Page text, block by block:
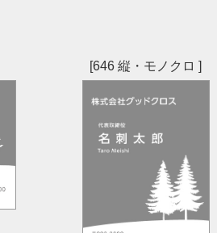
[646 縦・モノクロ ]